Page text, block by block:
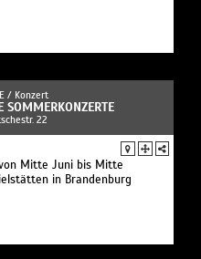
/ Konzert
SOMMERKONZERTE
22
Mitte Juni bis Mitte
in Brandenburg